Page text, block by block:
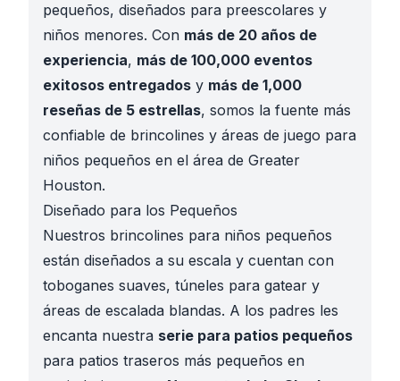
pequeños, diseñados para preescolares y
niños menores. Con más de 20 años de
experiencia, más de 100,000 eventos
exitosos entregados y más de 1,000
reseñas de 5 estrellas, somos la fuente más
confiable de brincolines y áreas de juego para
niños pequeños en el área de Greater
Houston.
Diseñado para los Pequeños
Nuestros brincolines para niños pequeños
están diseñados a su escala y cuentan con
toboganes suaves, túneles para gatear y
áreas de escalada blandas. A los padres les
encanta nuestra serie para patios pequeños
para patios traseros más pequeños en